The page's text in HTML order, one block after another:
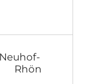
Rhön